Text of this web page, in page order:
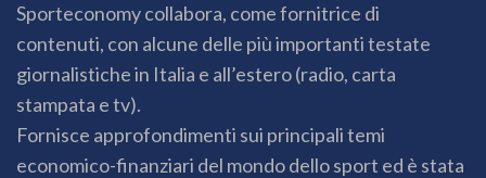
Sporteconomy collabora, come fornitrice di
contenuti, con alcune delle più importanti testate
giornalistiche in Italia e all’estero (radio, carta
stampata e tv).
Fornisce approfondimenti sui principali temi
economico-finanziari del mondo dello sport ed è stata